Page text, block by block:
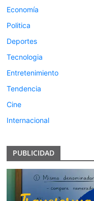
Economía
Politica
Deportes
Tecnologia
Entretenimiento
Tendencia
Cine
Internacional
PUBLICIDAD